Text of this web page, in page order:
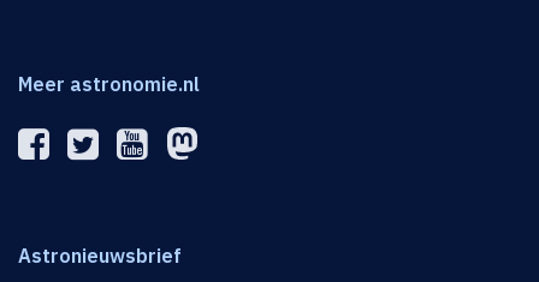
Meer astronomie.nl
Astronieuwsbrief